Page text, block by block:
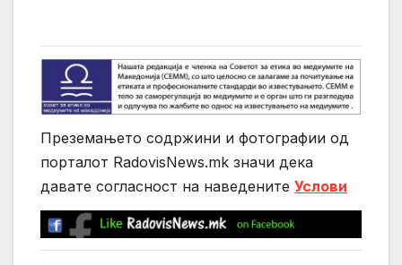
Преземањето содржини и фотографии од
порталот RadovisNews.mk значи дека
давате согласност на нaведените Услови